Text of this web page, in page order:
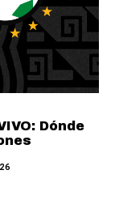
Dónde